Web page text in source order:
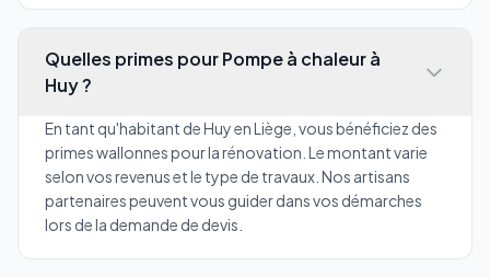
Quelles primes pour Pompe à chaleur à
Huy ?
En tant qu'habitant de Huy en Liège, vous bénéficiez des
primes wallonnes pour la rénovation. Le montant varie
selon vos revenus et le type de travaux. Nos artisans
partenaires peuvent vous guider dans vos démarches
lors de la demande de devis.